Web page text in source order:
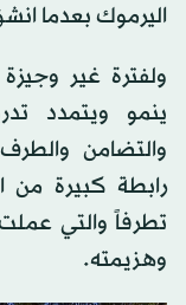
اليرموك بعدما
ولفترة غير
ينمو ويتمدد
والتضامن
رابطة كبيرة من
تطرفاً والتي
وهزيمته.